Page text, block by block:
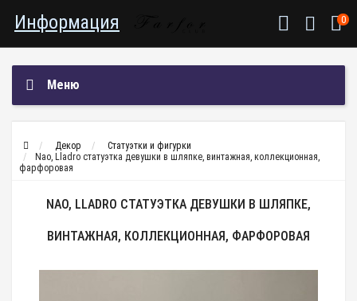
Информация 0
Меню
Декор
Статуэтки и фигурки
Nao, Lladro статуэтка девушки в шляпке, винтажная, коллекционная,
фарфоровая
NAO, LLADRO СТАТУЭТКА ДЕВУШКИ В ШЛЯПКЕ,
ВИНТАЖНАЯ, КОЛЛЕКЦИОННАЯ, ФАРФОРОВАЯ